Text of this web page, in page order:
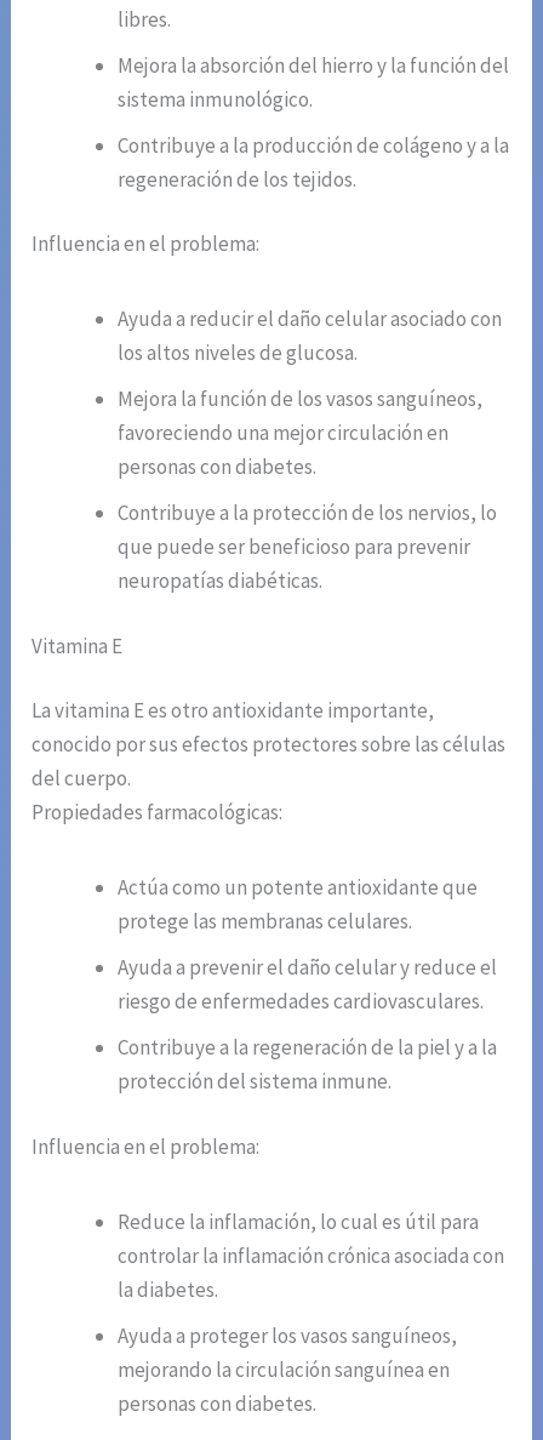
libres.
Mejora la absorción del hierro y la función del
sistema inmunológico.
Contribuye a la producción de colágeno y a la
regeneración de los tejidos.
Influencia en el problema:
Ayuda a reducir el daño celular asociado con
los altos niveles de glucosa.
Mejora la función de los vasos sanguíneos,
favoreciendo una mejor circulación en
personas con diabetes.
Contribuye a la protección de los nervios, lo
que puede ser beneficioso para prevenir
neuropatías diabéticas.
Vitamina E
La vitamina E es otro antioxidante importante,
conocido por sus efectos protectores sobre las células
del cuerpo.
Propiedades farmacológicas:
Actúa como un potente antioxidante que
protege las membranas celulares.
Ayuda a prevenir el daño celular y reduce el
riesgo de enfermedades cardiovasculares.
Contribuye a la regeneración de la piel y a la
protección del sistema inmune.
Influencia en el problema:
Reduce la inflamación, lo cual es útil para
controlar la inflamación crónica asociada con
la diabetes.
Ayuda a proteger los vasos sanguíneos,
mejorando la circulación sanguínea en
personas con diabetes.